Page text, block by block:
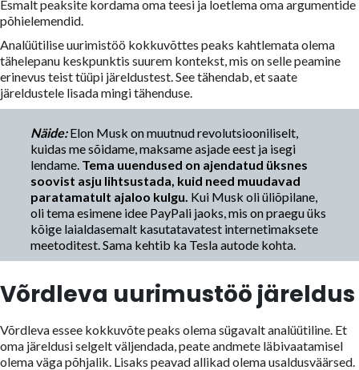
Esmalt peaksite kordama oma teesi ja loetlema oma argumentide
põhielemendid.
Analüütilise uurimistöö kokkuvõttes peaks kahtlemata olema
tähelepanu keskpunktis suurem kontekst, mis on selle peamine
erinevus teist tüüpi järeldustest. See tähendab, et saate
järeldustele lisada mingi tähenduse.
Näide:Elon Musk on muutnud revolutsiooniliselt,
kuidas me sõidame, maksame asjade eest ja isegi
lendame. Tema uuendused on ajendatud üksnes
soovist asju lihtsustada, kuid need muudavad
paratamatult ajaloo kulgu. Kui Musk oli üliõpilane,
oli tema esimene idee PayPali jaoks, mis on praegu üks
kõige laialdasemalt kasutatavatest internetimaksete
meetoditest. Sama kehtib ka Tesla autode kohta.
Võrdleva uurimustöö järeldus
Võrdleva essee kokkuvõte peaks olema sügavalt analüütiline. Et
oma järeldusi selgelt väljendada, peate andmete läbivaatamisel
olema väga põhjalik. Lisaks peavad allikad olema usaldusväärsed.